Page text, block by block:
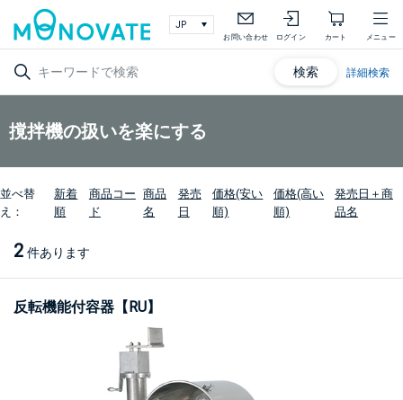
お問い合わせ ログイン カート メニュー
検索 詳細検索
撹拌機の扱いを楽にする
並べ替
え：
新着
順
商品コー
ド
商品
名
発売
日
価格(安い
順)
価格(高い
順)
発売日＋商
品名
2 件あります
反転機能付容器【RU】